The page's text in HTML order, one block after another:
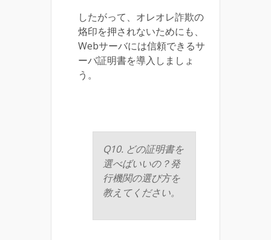
したがって、オレオレ詐欺の
烙印を押されないためにも、
Webサーバには信頼できるサ
ーバ証明書を導入しましょ
う。
Q10. どの証明書を
選べばいいの？発
行機関の選び方を
教えてください。